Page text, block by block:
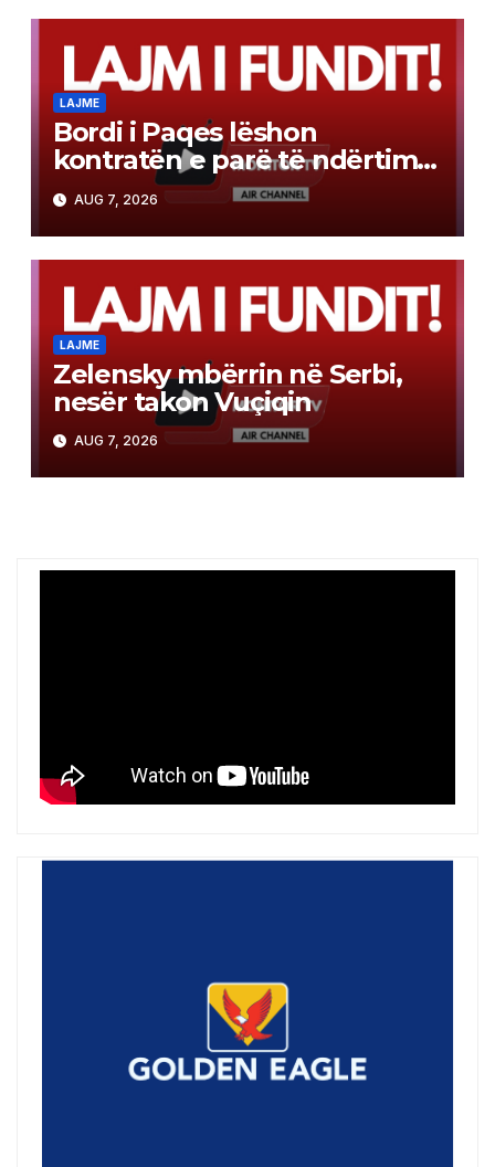
LAJME
Bordi i Paqes lëshon
kontratën e parë të ndërtimit
në Gazë
AUG 7, 2026
LAJME
Zelensky mbërrin në Serbi,
nesër takon Vuçiqin
AUG 7, 2026